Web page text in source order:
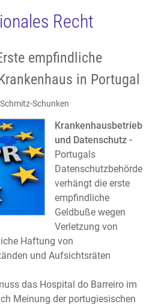
Recht
empfindliche
in Portugal
Schunken
Krankenhausbetrieb
und Datenschutz -
Portugals
Datenschutzbehörde
verhängt die erste
empfindliche
Geldbuße wegen
Verletzung von
Haftung von
und Aufsichtsräten
das Hospital do Barreiro im
Meinung der portugiesischen